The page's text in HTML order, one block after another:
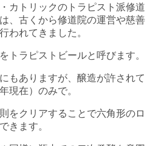
カトリックのトラピスト派修道
、古くから修道院の運営や慈善
われてきました。
トラピストビールと呼びます。
もありますが、醸造が許されて
現在）のみで。
をクリアすることで六角形のロ
きます。